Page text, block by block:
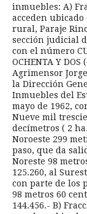
inmuebles: A)
acceden ubicado
rural, Paraje
sección judicial
con el número
OCHENTA Y
Agrimensor
la Dirección
Inmuebles del
mayo de 1962,
Nueve mil
decímetros ( 2
Noroeste 299
paso, que da
Noreste 98
125.260, al
con parte de los
98 metros 60
144.456.- B)